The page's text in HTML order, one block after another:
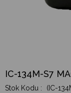
IC-134M-S7
(IC-